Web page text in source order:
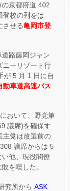
京都府道 402
登校の列をは
させる亀岡市登
路藤岡ジャン
ニーリゾート行
が 5 月 1 日に自
動車道高速バス
おいて、野党第
議席)を確保す
主党は改選前の
議席からは 5
他、現役閣僚
を喫した。
究所から ASK